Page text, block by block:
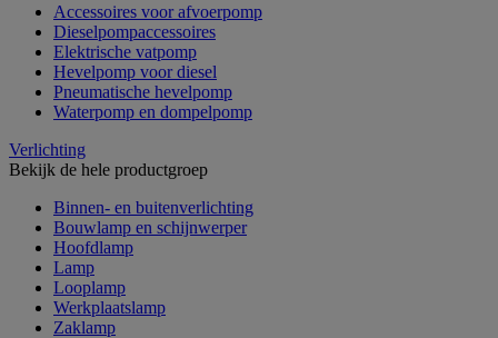
Accessoires voor afvoerpomp
Dieselpompaccessoires
Elektrische vatpomp
Hevelpomp voor diesel
Pneumatische hevelpomp
Waterpomp en dompelpomp
Verlichting
Bekijk de hele productgroep
Binnen- en buitenverlichting
Bouwlamp en schijnwerper
Hoofdlamp
Lamp
Looplamp
Werkplaatslamp
Zaklamp